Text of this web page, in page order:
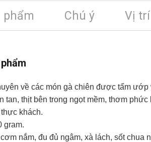
phẩm Chú ý Vị
về các món gà chiên được tẩm
tan, thịt bên trong ngọt mềm, thơm
khách.
gram.
nắm, đu đủ ngâm, xà lách, sốt chua